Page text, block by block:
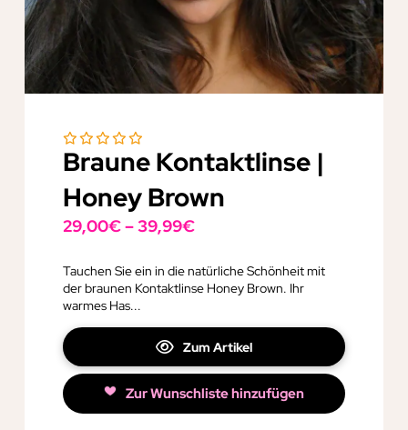
Braune Kontaktlinse |
Honey Brown
29,00€–39,99€
Tauchen Sie ein in die natürliche Schönheit mit
der braunen Kontaktlinse Honey Brown. Ihr
warmes Has...
Zum Artikel
Zur Wunschliste hinzufügen